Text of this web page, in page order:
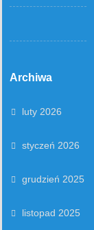
Archiwa
luty 2026
styczeń 2026
grudzień 2025
listopad 2025